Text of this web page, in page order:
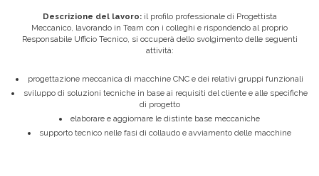
Descrizione del lavoro: il profilo professionale di Progettista
Meccanico, lavorando in Team con i colleghi e rispondendo al proprio
Responsabile Ufficio Tecnico, si occuperà dello svolgimento delle seguenti
attività:
progettazione meccanica di macchine CNC e dei relativi gruppi funzionali
sviluppo di soluzioni tecniche in base ai requisiti del cliente e alle specifiche
di progetto
elaborare e aggiornare le distinte base meccaniche
supporto tecnico nelle fasi di collaudo e avviamento delle macchine